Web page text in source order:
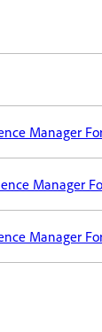
Manager
Manager
Manager